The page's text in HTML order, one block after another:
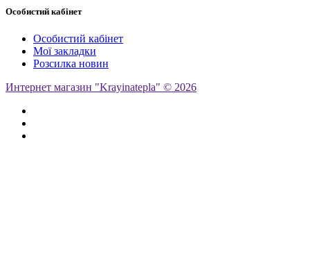
Особистий кабінет
Особистий кабінет
Мої закладки
Розсилка новин
Интернет магазин "Krayinatepla" © 2026